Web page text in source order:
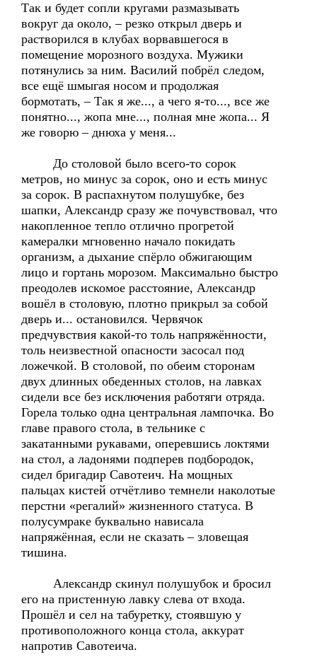
Так и будет сопли кругами размазывать
вокруг да около, – резко открыл дверь и
растворился в клубах ворвавшегося в
помещение морозного воздуха. Мужики
потянулись за ним. Василий побрёл следом,
все ещё шмыгая носом и продолжая
бормотать, – Так я же..., а чего я-то..., все же
понятно..., жопа мне..., полная мне жопа... Я
же говорю – днюха у меня...
До столовой было всего-то сорок
метров, но минус за сорок, оно и есть минус
за сорок. В распахнутом полушубке, без
шапки, Александр сразу же почувствовал, что
накопленное тепло отлично прогретой
камералки мгновенно начало покидать
организм, а дыхание спёрло обжигающим
лицо и гортань морозом. Максимально быстро
преодолев искомое расстояние, Александр
вошёл в столовую, плотно прикрыл за собой
дверь и... остановился. Червячок
предчувствия какой-то толь напряжённости,
толь неизвестной опасности засосал под
ложечкой. В столовой, по обеим сторонам
двух длинных обеденных столов, на лавках
сидели все без исключения работяги отряда.
Горела только одна центральная лампочка. Во
главе правого стола, в тельнике с
закатанными рукавами, оперевшись локтями
на стол, а ладонями подперев подбородок,
сидел бригадир Савотеич. На мощных
пальцах кистей отчётливо темнели наколотые
перстни «регалий» жизненного статуса. В
полусумраке буквально нависала
напряжённая, если не сказать – зловещая
тишина.
Александр скинул полушубок и бросил
его на пристенную лавку слева от входа.
Прошёл и сел на табуретку, стоявшую у
противоположного конца стола, аккурат
напротив Савотеича.